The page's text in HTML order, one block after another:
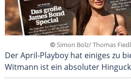
©Simon Bolz/ Thomas
Der April-Playboy hat einiges zu
Witmann ist ein absoluter